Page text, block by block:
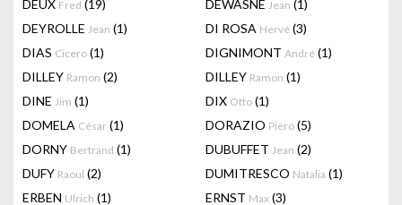
DEUX Fred (19) DEWASNE Jean (1)
DEYROLLE Jean (1) DI ROSA Hervé (3)
DIAS Cicero (1) DIGNIMONT André (1)
DILLEY Ramon (2) DILLEY Ramon (1)
DINE Jim (1) DIX Otto (1)
DOMELA César (1) DORAZIO Piero (5)
DORNY Bertrand (1) DUBUFFET Jean (2)
DUFY Raoul (2) DUMITRESCO Natalia (1)
ERBEN Ulrich (1) ERNST Max (3)